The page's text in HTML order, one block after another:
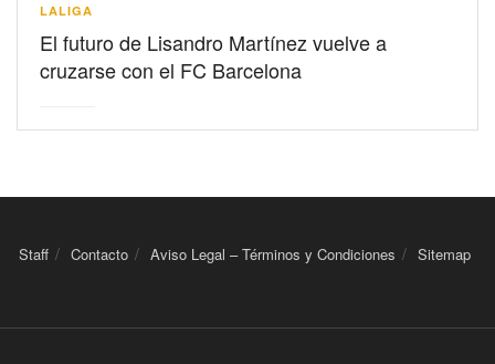
LALIGA
El futuro de Lisandro Martínez vuelve a
cruzarse con el FC Barcelona
Staff Contacto Aviso Legal – Términos y Condiciones Sitemap